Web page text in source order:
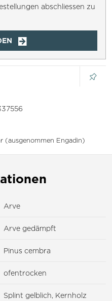
abschliessen zu
(ausgenommen Engadin)
Arve
Arve gedämpft
Pinus cembra
ofentrocken
Splint gelblich, Kernholz